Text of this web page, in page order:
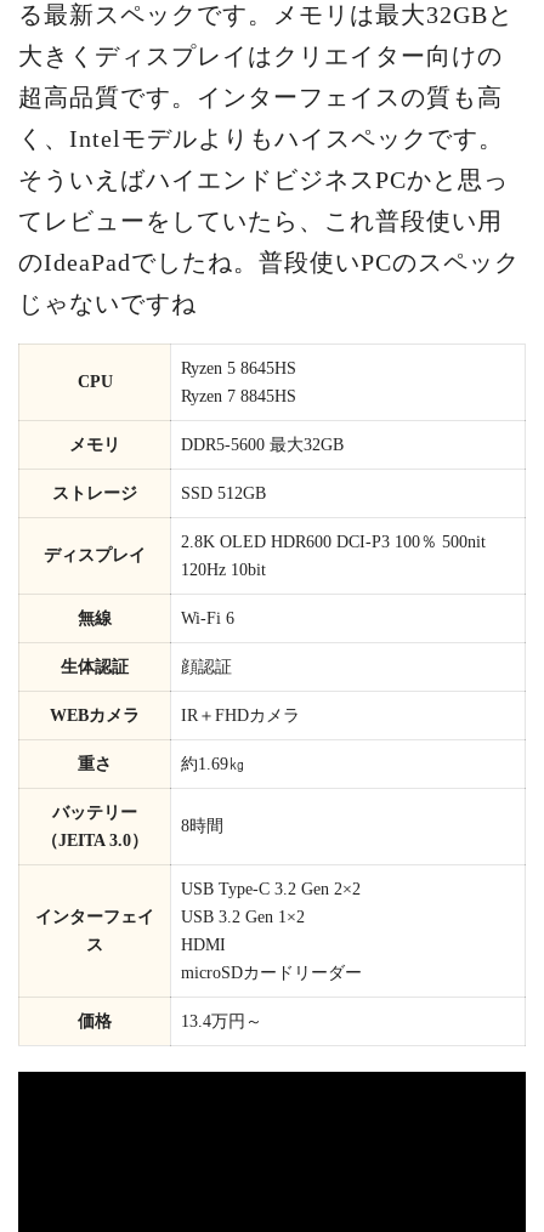
る最新スペックです。メモリは最大32GBと
大きくディスプレイはクリエイター向けの
超高品質です。インターフェイスの質も高
く、Intelモデルよりもハイスペックです。
そういえばハイエンドビジネスPCかと思っ
てレビューをしていたら、これ普段使い用
のIdeaPadでしたね。普段使いPCのスペック
じゃないですね
CPU
Ryzen 5 8645HS
Ryzen 7 8845HS
メモリ DDR5-5600 最大32GB
ストレージ SSD 512GB
ディスプレイ
2.8K OLED HDR600 DCI-P3 100％ 500nit
120Hz 10bit
無線 Wi-Fi 6
生体認証 顔認証
WEBカメラ IR＋FHDカメラ
重さ 約1.69㎏
バッテリー
（JEITA 3.0）
8時間
インターフェイ
ス
USB Type-C 3.2 Gen 2×2
USB 3.2 Gen 1×2
HDMI
microSDカードリーダー
価格 13.4万円～